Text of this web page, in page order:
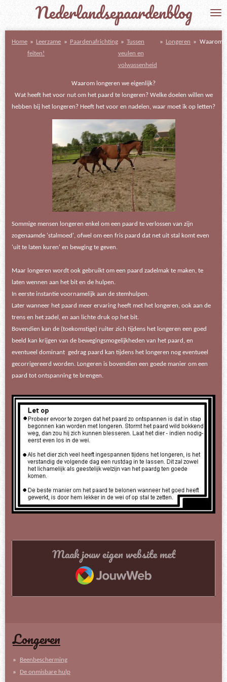
de
hoofdinhoud
Nederlandsepaardenblog
Home » Leerzame
feiten!
» Paardenafrichting » Tussen
veulen en
volwassenheid
» Longeren » Waarom?
Waarom longeren we eigenlijk?
Wat heeft het voor nut om het paard te longeren? Welke doelen willen we
hebben bij het longeren? Heeft het voor en nadelen, waar moet ik op letten?
Sommige mensen longeren enkel om een paard te verlossen van zijn
zogenaamde 'stalmoed', ofwel om een fris paard dat net uit stal komt even
'uit te laten kuren' en bewging te geven.
Maar longeren wordt ook gebruikt om een paard zadelmak te maken, te
laten wennen aan het bit en de hulpen.
In eerste instantie voornamelijk aan de stemhulpen.
Later wanneer het paard meer ervaring heeft met het longeren, ook aan de
trens en het zadel, en aan lichte druk op het bit.
Bovendien kan de (toekomstige) ruiter zich tijdens het longeren een goed
beeld kan krijgen van de bewegingsmogelijkheden van het paard, en
eventueel dominant gedrag paard kan tijdens het longeren nog eventueel
gecorrigereerd worden. Longeren is bovendien een goede manier om een
paard tot ontspanning te brengen.
Maak jouw eigen website met
JouwWeb
Longeren
Beenbescherming
De onmisbare hulp